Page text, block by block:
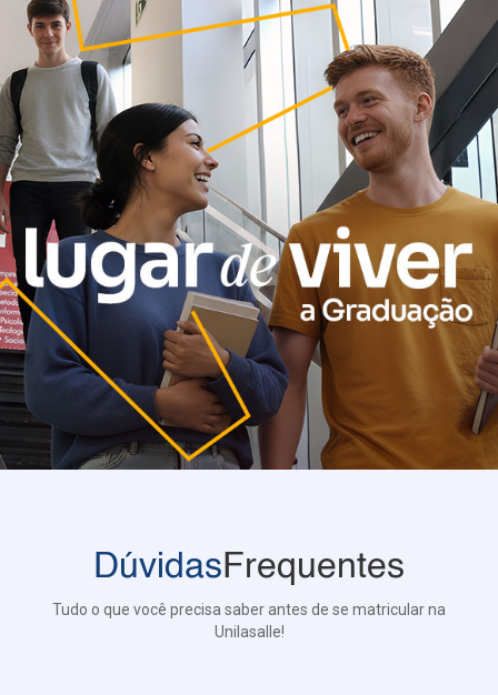
DúvidasFrequentes
Tudo o que você precisa saber antes de se matricular na
Unilasalle!